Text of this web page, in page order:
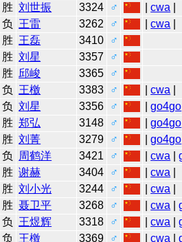
胜 刘世振 3324 ♂ |cwa
负 王雷 3262 ♂ |cwa
胜 王磊 3410
♂
胜 刘星 3357
♂
胜 邱峻 3365
♂
负 王檄 3383 ♂ |cwa
负 刘星 3356 ♂ |go4go
胜 郑弘 3148 ♂ |go4go
胜 刘菁 3279 ♂ |go4go
负 周鹤洋 3421 ♂ |cwa |
胜 谢赫 3404 ♂ |cwa
胜 刘小光 3244 ♂ |cwa
胜 聂卫平 3268 ♂ |cwa |
负 王煜辉 3318 ♂ |cwa |
负 王檄 3369 ♂ |cwa |